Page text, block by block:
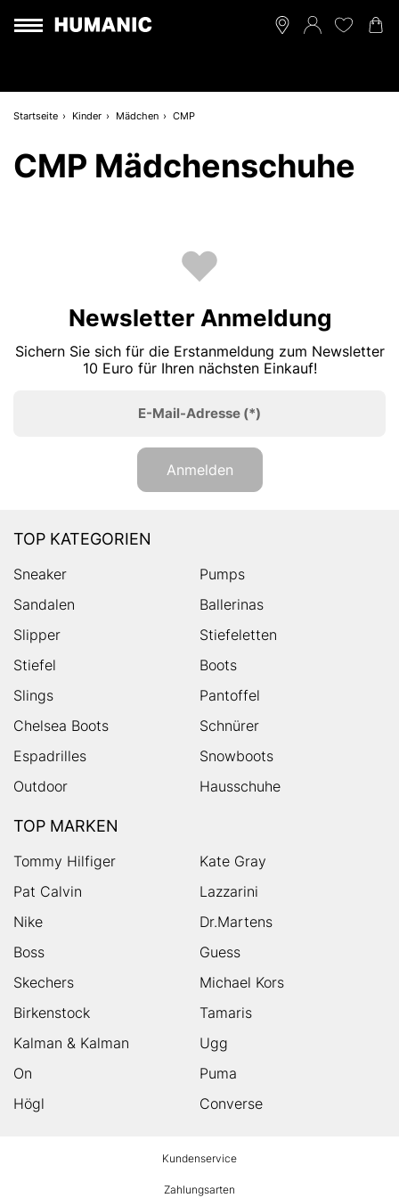
Startseite Kinder Mädchen CMP
CMP Mädchenschuhe
Newsletter Anmeldung
Sichern Sie sich für die Erstanmeldung zum Newsletter
10 Euro für Ihren nächsten Einkauf!
E-Mail-Adresse (*)
Anmelden
TOP KATEGORIEN
Sneaker
Pumps
Sandalen
Ballerinas
Slipper
Stiefeletten
Stiefel
Boots
Slings
Pantoffel
Chelsea Boots
Schnürer
Espadrilles
Snowboots
Outdoor
Hausschuhe
TOP MARKEN
Tommy Hilfiger
Kate Gray
Pat Calvin
Lazzarini
Nike
Dr.Martens
Boss
Guess
Skechers
Michael Kors
Birkenstock
Tamaris
Kalman & Kalman
Ugg
On
Puma
Högl
Converse
Kundenservice
Zahlungsarten